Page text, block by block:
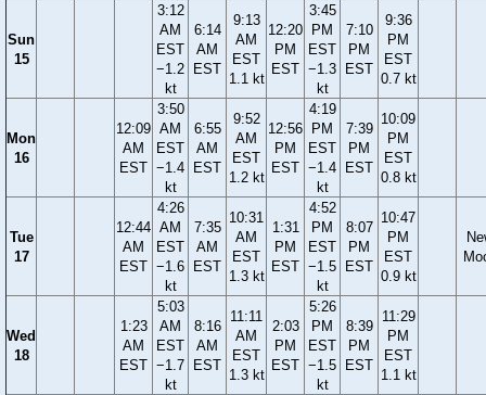
Sun
15
3:12
AM
EST
−1.2
kt
6:14
AM
EST
9:13
AM
EST
1.1 kt
12:20
PM
EST
3:45
PM
EST
−1.3
kt
7:10
PM
EST
9:36
PM
EST
0.7 kt
Mon
16
12:09
AM
EST
3:50
AM
EST
−1.4
kt
6:55
AM
EST
9:52
AM
EST
1.2 kt
12:56
PM
EST
4:19
PM
EST
−1.4
kt
7:39
PM
EST
10:09
PM
EST
0.8 kt
Tue
17
12:44
AM
EST
4:26
AM
EST
−1.6
kt
7:35
AM
EST
10:31
AM
EST
1.3 kt
1:31
PM
EST
4:52
PM
EST
−1.5
kt
8:07
PM
EST
10:47
PM
EST
0.9 kt
Wed
18
1:23
AM
EST
5:03
AM
EST
−1.7
kt
8:16
AM
EST
11:11
AM
EST
1.3 kt
2:03
PM
EST
5:26
PM
EST
−1.5
kt
8:39
PM
EST
11:29
PM
EST
1.1 kt